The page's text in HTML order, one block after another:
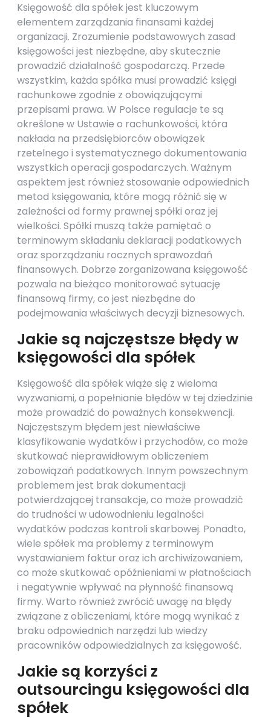
Księgowość dla spółek jest kluczowym
elementem zarządzania finansami każdej
organizacji. Zrozumienie podstawowych zasad
księgowości jest niezbędne, aby skutecznie
prowadzić działalność gospodarczą. Przede
wszystkim, każda spółka musi prowadzić księgi
rachunkowe zgodnie z obowiązującymi
przepisami prawa. W Polsce regulacje te są
określone w Ustawie o rachunkowości, która
nakłada na przedsiębiorców obowiązek
rzetelnego i systematycznego dokumentowania
wszystkich operacji gospodarczych. Ważnym
aspektem jest również stosowanie odpowiednich
metod księgowania, które mogą różnić się w
zależności od formy prawnej spółki oraz jej
wielkości. Spółki muszą także pamiętać o
terminowym składaniu deklaracji podatkowych
oraz sporządzaniu rocznych sprawozdań
finansowych. Dobrze zorganizowana księgowość
pozwala na bieżąco monitorować sytuację
finansową firmy, co jest niezbędne do
podejmowania właściwych decyzji biznesowych.
Jakie są najczęstsze błędy w
księgowości dla spółek
Księgowość dla spółek wiąże się z wieloma
wyzwaniami, a popełnianie błędów w tej dziedzinie
może prowadzić do poważnych konsekwencji.
Najczęstszym błędem jest niewłaściwe
klasyfikowanie wydatków i przychodów, co może
skutkować nieprawidłowym obliczeniem
zobowiązań podatkowych. Innym powszechnym
problemem jest brak dokumentacji
potwierdzającej transakcje, co może prowadzić
do trudności w udowodnieniu legalności
wydatków podczas kontroli skarbowej. Ponadto,
wiele spółek ma problemy z terminowym
wystawianiem faktur oraz ich archiwizowaniem,
co może skutkować opóźnieniami w płatnościach
i negatywnie wpływać na płynność finansową
firmy. Warto również zwrócić uwagę na błędy
związane z obliczeniami, które mogą wynikać z
braku odpowiednich narzędzi lub wiedzy
pracowników odpowiedzialnych za księgowość.
Jakie są korzyści z
outsourcingu księgowości dla
spółek